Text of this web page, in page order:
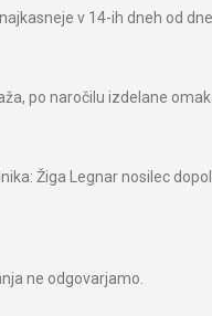
v 14-ih dneh od
po naročilu izdelane
Žiga Legnar nosilec
ne odgovarjamo.